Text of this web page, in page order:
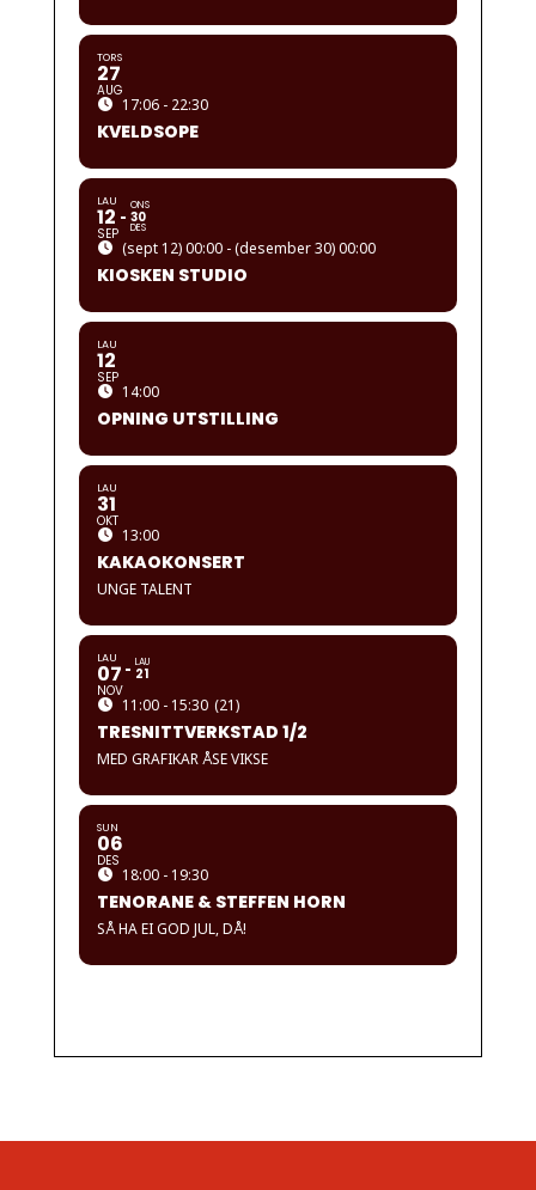
TORS
27
AUG
17:06 - 22:30
KVELDSOPE
LAU
12
SEP
ONS
30
DES
(sept 12) 00:00 - (desember 30) 00:00
KIOSKEN STUDIO
LAU
12
SEP
14:00
OPNING UTSTILLING
LAU
31
OKT
13:00
KAKAOKONSERT
UNGE TALENT
LAU
07
NOV
LAU
21
11:00 - 15:30 (21)
TRESNITTVERKSTAD 1/2
MED GRAFIKAR ÅSE VIKSE
SUN
06
DES
18:00 - 19:30
TENORANE & STEFFEN HORN
SÅ HA EI GOD JUL, DÅ!